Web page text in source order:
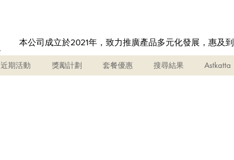
本公司成立於2021年，致力推廣產品多元化發展，惠及
近期活動 獎勵計劃 套餐優惠 搜尋結果 Astkatta